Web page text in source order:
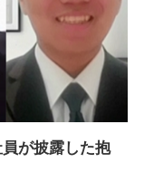
員が披露した抱